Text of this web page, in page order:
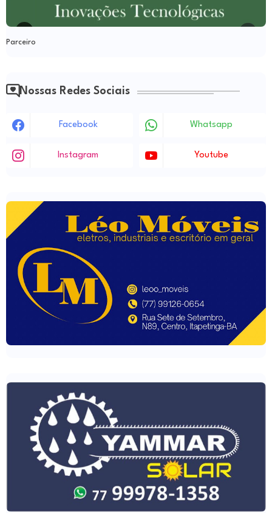
Parceiro
Nossas Redes Sociais
Facebook Whatsapp
Instagram Youtube